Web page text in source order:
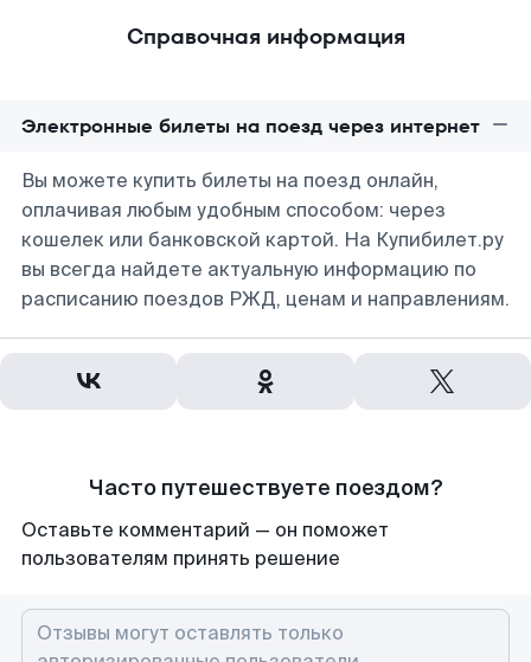
Справочная информация
Электронные билеты на поезд через интернет
Вы можете купить билеты на поезд онлайн,
оплачивая любым удобным способом: через
кошелек или банковской картой. На Купибилет.ру
вы всегда найдете актуальную информацию по
расписанию поездов РЖД, ценам и направлениям.
Часто путешествуете поездом?
Оставьте комментарий — он поможет
пользователям принять решение